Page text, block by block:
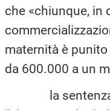
che «chiunque, in
maternità è
da 600.000 a un
la sentenza n.